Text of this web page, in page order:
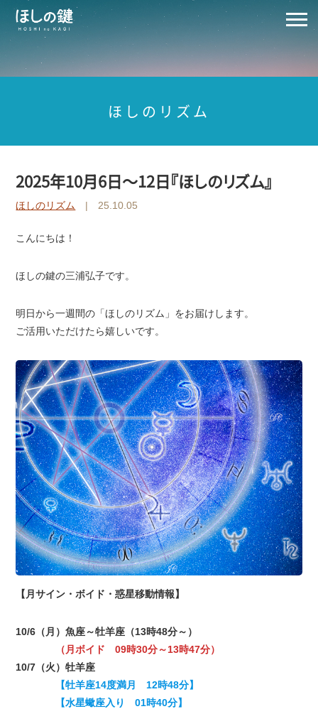
ほしのリズム
2025年10月6日～12日『ほしのリズム』
ほしのリズム | 25.10.05
こんにちは！
ほしの鍵の三浦弘子です。
明日から一週間の「ほしのリズム」をお届けします。
ご活用いただけたら嬉しいです。
【月サイン・ボイド・惑星移動情報】
10/6（月）魚座～牡羊座（13時48分～）
（月ボイド 09時30分～13時47分）
10/7（火）牡羊座
【牡羊座14度満月 12時48分】
【水星蠍座入り 01時40分】